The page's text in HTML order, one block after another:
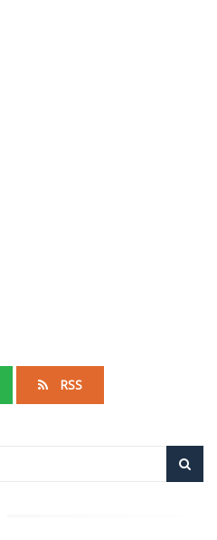
RSS